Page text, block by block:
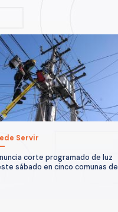
Servir
corte programado de luz
sábado en cinco comunas de